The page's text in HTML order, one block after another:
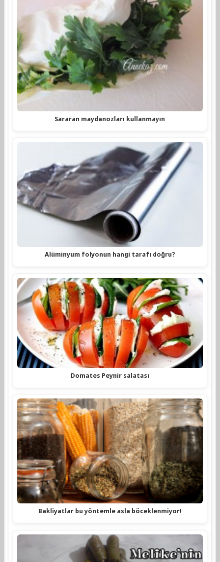
Sararan maydanozları kullanmayın
Alüminyum folyonun hangi tarafı doğru?
Domates Peynir salatası
Bakliyatlar bu yöntemle asla böceklenmiyor!